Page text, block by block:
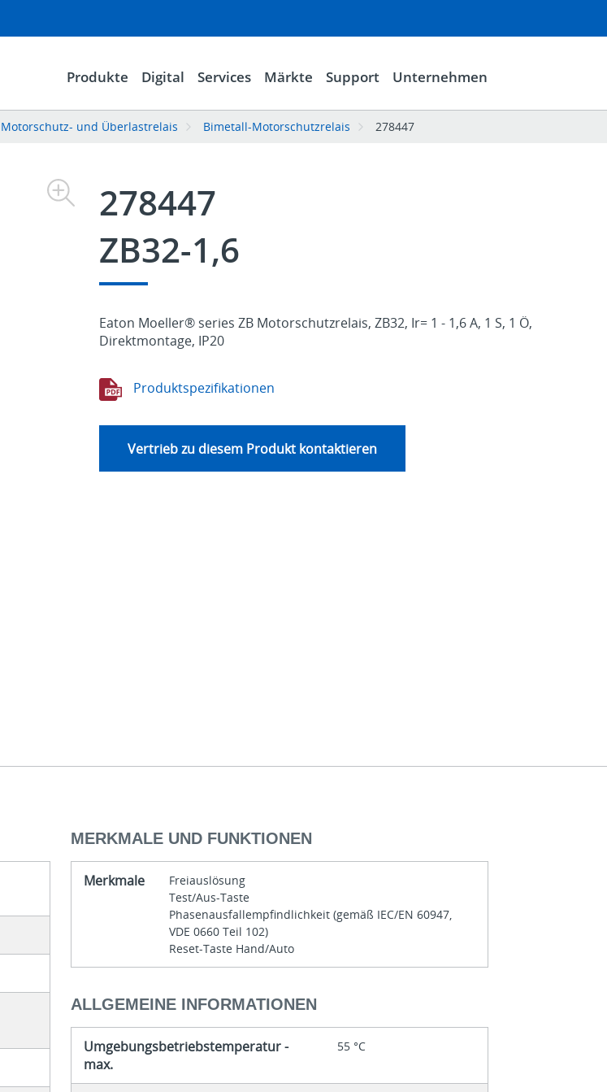
Produkte Digital Services Märkte Support Unternehmen
Motorschutz- und Überlastrelais Bimetall-Motorschutzrelais 278447
278447
ZB32-1,6
Eaton Moeller® series ZB Motorschutzrelais, ZB32, Ir= 1 - 1,6 A, 1 S, 1 Ö,
Direktmontage, IP20
Produktspezifikationen
Vertrieb zu diesem Produkt kontaktieren
MERKMALE UND FUNKTIONEN
Merkmale
Freiauslösung
Test/Aus-Taste
Phasenausfallempfindlichkeit (gemäß IEC/EN 60947,
VDE 0660 Teil 102)
Reset-Taste Hand/Auto
ALLGEMEINE INFORMATIONEN
Umgebungsbetriebstemperatur -
max.
55 °C